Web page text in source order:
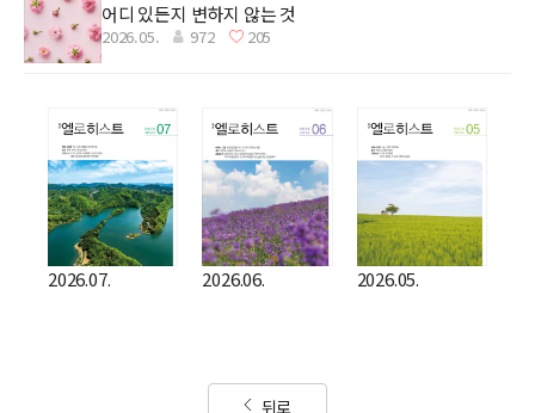
어디 있든지 변하지 않는 것
2026.05. 972 205
2026.07. 2026.06. 2026.05.
뒤로